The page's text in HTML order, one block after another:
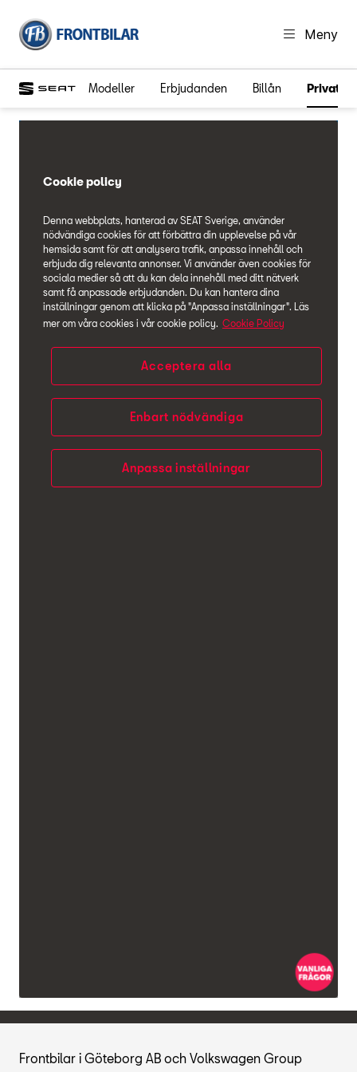
Meny
Modeller Erbjudanden Billån
Frontbilar i Göteborg AB och Volkswagen Group